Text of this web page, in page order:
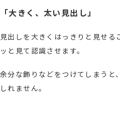
「大きく、太い見出し」
見出しを大きくはっきりと見せる
ッと見て認識させます。
余分な飾りなどをつけてしまうと
しれません。